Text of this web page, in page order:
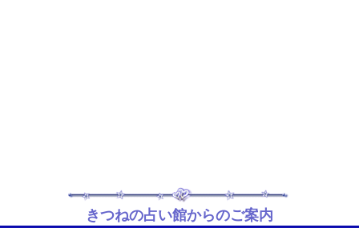
きつねの占い館からのご案内